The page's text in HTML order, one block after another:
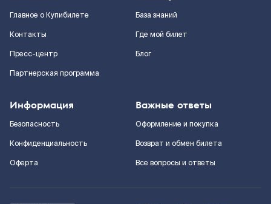
Главное о Купибилете
Контакты
Пресс-центр
Партнерская программа
База знаний
Где мой билет
Блог
Информация
Безопасность
Конфиденциальность
Оферта
Важные ответы
Оформление и покупка
Возврат и обмен билета
Все вопросы и ответы